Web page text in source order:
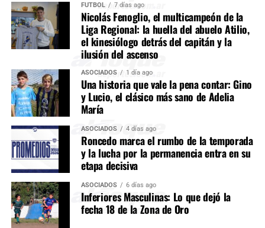
FÚTBOL 7 días ago
Nicolás Fenoglio, el multicampeón de la
Liga Regional: la huella del abuelo Atilio,
el kinesiólogo detrás del capitán y la
ilusión del ascenso
ASOCIADOS 1 día ago
Una historia que vale la pena contar: Gino
y Lucio, el clásico más sano de Adelia
María
ASOCIADOS 4 días ago
Roncedo marca el rumbo de la temporada
y la lucha por la permanencia entra en su
etapa decisiva
ASOCIADOS 6 días ago
Inferiores Masculinas: Lo que dejó la
fecha 18 de la Zona de Oro